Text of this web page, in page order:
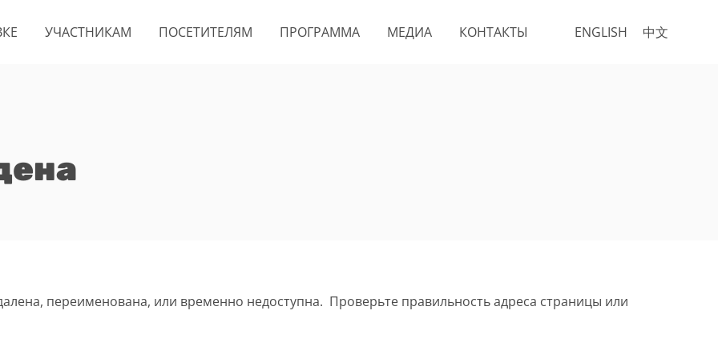
ENGLISH 中文
УЧАСТНИКАМ ПОСЕТИТЕЛЯМ ПРОГРАММА МЕДИА КОНТАКТЫ
переименована, или временно недоступна. Проверьте правильность адреса страницы или